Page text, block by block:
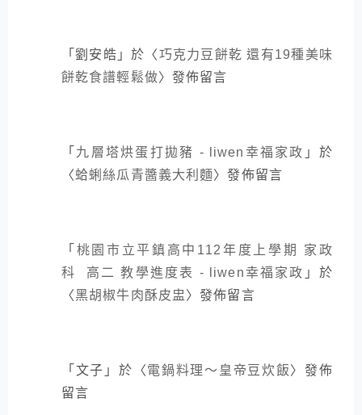
「劉安皓 」於〈巧克力豆餅乾 還有19種美味
餅乾食譜輕鬆做〉發佈留言
「 九層塔烘蛋打拋豬 - liwen幸福家政 」於
〈蛤蜊絲瓜青醬義大利麵〉發佈留言
「 桃園市立平鎮高中112年度上學期 家政
科 高二 教學進度表 - liwen幸福家政 」於
〈黑胡椒牛肉酥皮盅 〉發佈留言
「 文子 」於〈電鍋料理～皇帝豆炊飯〉發佈
留言